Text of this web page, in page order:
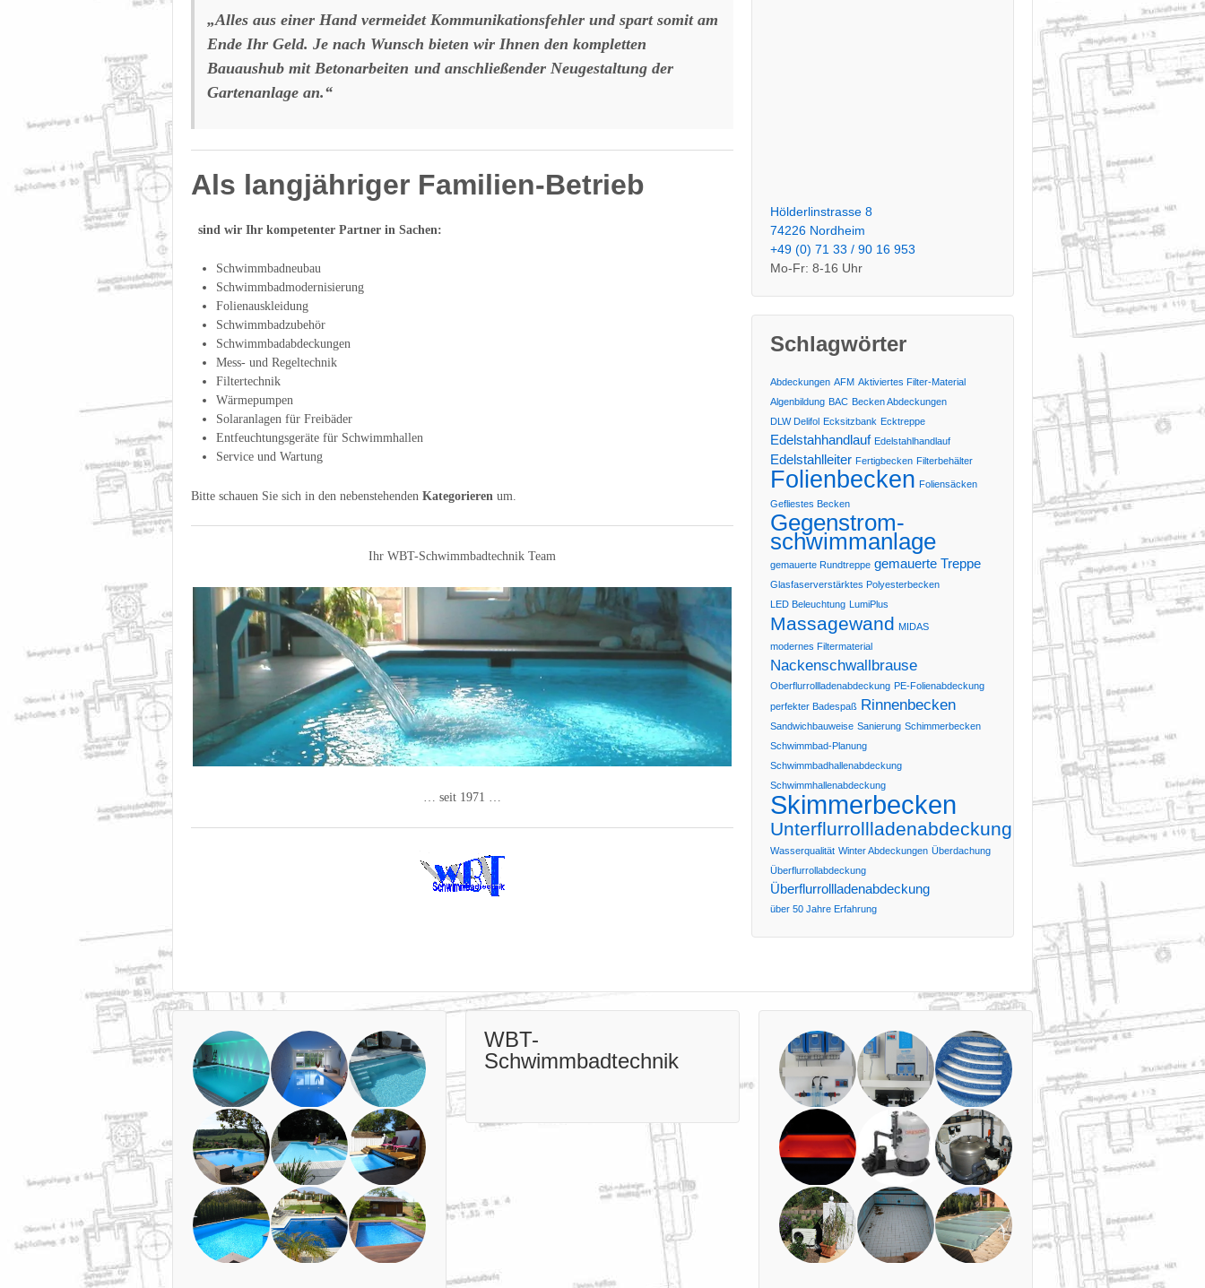
„Alles aus einer Hand vermeidet Kommunikationsfehler und spart somit am
Ende Ihr Geld. Je nach Wunsch bieten wir Ihnen den kompletten
Bauaushub mit Betonarbeiten und anschließender Neugestaltung der
Gartenanlage an.“
Als langjähriger Familien-Betrieb
sind wir Ihr kompetenter Partner in Sachen:
Schwimmbadneubau
Schwimmbadmodernisierung
Folienauskleidung
Schwimmbadzubehör
Schwimmbadabdeckungen
Mess- und Regeltechnik
Filtertechnik
Wärmepumpen
Solaranlagen für Freibäder
Entfeuchtungsgeräte für Schwimmhallen
Service und Wartung
Bitte schauen Sie sich in den nebenstehenden Kategorieren um.
Ihr WBT-Schwimmbadtechnik Team
… seit 1971 …
Hölderlinstrasse 8
74226 Nordheim
+49 (0) 71 33 / 90 16 953
Mo-Fr: 8-16 Uhr
Schlagwörter
Abdeckungen AFM Aktiviertes Filter-Material
Algenbildung BAC Becken Abdeckungen
DLW Delifol Ecksitzbank Ecktreppe
Edelstahhandlauf Edelstahlhandlauf
Edelstahlleiter Fertigbecken Filterbehälter
Folienbecken Foliensäcken
Gefliestes Becken
Gegenstrom-
schwimmanlage
gemauerte Rundtreppe gemauerte Treppe
Glasfaserverstärktes Polyesterbecken
LED Beleuchtung LumiPlus
Massagewand MIDAS
modernes Filtermaterial
Nackenschwallbrause
Oberflurrollladenabdeckung PE-Folienabdeckung
perfekter Badespaß Rinnenbecken
Sandwichbauweise Sanierung Schimmerbecken
Schwimmbad-Planung
Schwimmbadhallenabdeckung
Schwimmhallenabdeckung
Skimmerbecken
Unterflurrollladenabdeckung
Wasserqualität Winter Abdeckungen Überdachung
Überflurrollabdeckung
Überflurrollladenabdeckung
über 50 Jahre Erfahrung
WBT-
Schwimmbadtechnik